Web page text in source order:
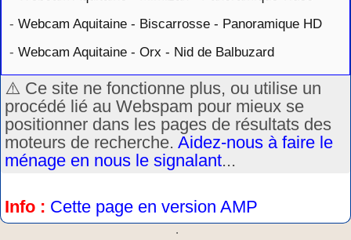
- Webcam Aquitaine - Biscarrosse - Panoramique HD
- Webcam Aquitaine - Orx - Nid de Balbuzard
⚠️ Ce site ne fonctionne plus, ou utilise un
procédé lié au Webspam pour mieux se
positionner dans les pages de résultats des
moteurs de recherche. Aidez-nous à faire le
ménage en nous le signalant...
Info : Cette page en version AMP
.